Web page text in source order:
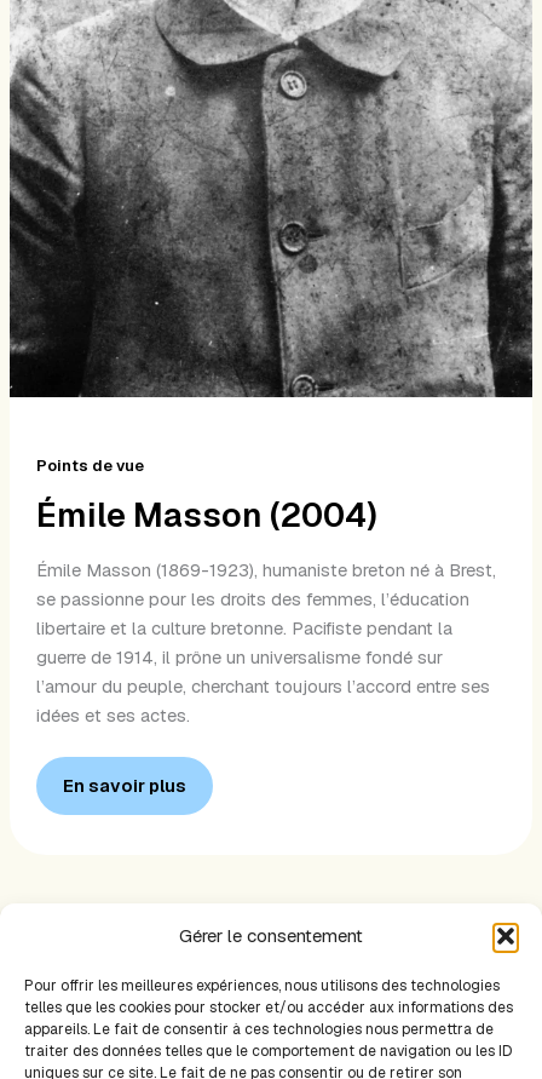
Gérer le consentement
Pour offrir les meilleures expériences, nous utilisons des technologies
telles que les cookies pour stocker et/ou accéder aux informations des
appareils. Le fait de consentir à ces technologies nous permettra de
traiter des données telles que le comportement de navigation ou les ID
uniques sur ce site. Le fait de ne pas consentir ou de retirer son
Points de vue
Émile Masson (2004)
Émile Masson (1869-1923), humaniste breton né à Brest,
se passionne pour les droits des femmes, l’éducation
libertaire et la culture bretonne. Pacifiste pendant la
guerre de 1914, il prône un universalisme fondé sur
l’amour du peuple, cherchant toujours l’accord entre ses
idées et ses actes.
En savoir plus
2 … 4 →